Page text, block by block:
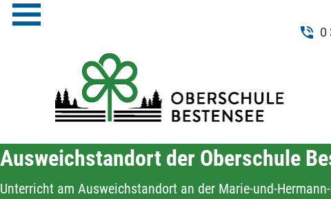
0
Ausweichstandort der Oberschule
Unterricht am Ausweichstandort an der Marie-und-